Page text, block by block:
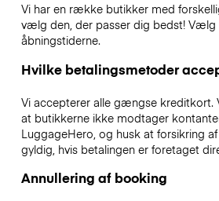
Vi har en række butikker med
vælg den, der passer dig bedst! Vælg
åbningstiderne.
Hvilke betalingsmetoder
Vi accepterer alle gængse
at butikkerne ikke modtager
LuggageHero, og husk at forsikring
gyldig, hvis betalingen er foretaget
Annullering af booking